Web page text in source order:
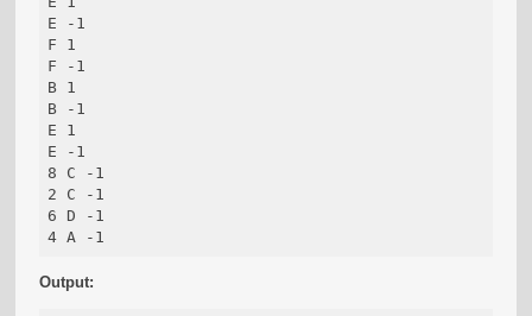
E -1
F 1
F -1
B 1
B -1
E 1
E -1
8 C -1
2 C -1
6 D -1
4 A -1
Output: